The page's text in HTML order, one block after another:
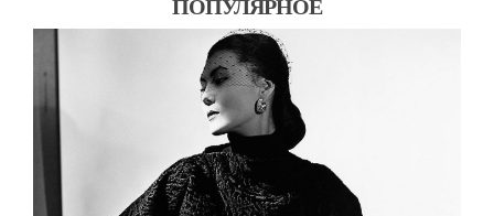
ПОПУЛЯРНОЕ